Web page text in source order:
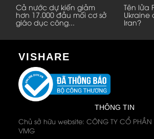
Cả nước dự kiến giảm
hơn 17.000 đầu mối cơ sở
giáo dục công...
Tên lửa
Ukraine
Iran?
VISHARE
THÔNG TIN
Chủ sở hữu website: CÔNG TY CỔ PHẦN
VMG